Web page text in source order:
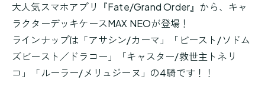
大人気スマホアプリ『Fate/Grand Order』から、キャ
ラクターデッキケースMAX NEOが登場！
ラインナップは「アサシン/カーマ」「ビースト/ソドム
ズビースト／ドラコー」「キャスター/救世主トネリ
コ」「ルーラー/メリュジーヌ」の4騎です！！